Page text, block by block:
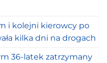
i kolejni kierowcy po
kilka dni na drogach
36-latek zatrzymany